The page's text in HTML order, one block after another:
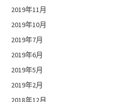
2019年11月
2019年10月
2019年7月
2019年6月
2019年5月
2019年2月
2018年12月